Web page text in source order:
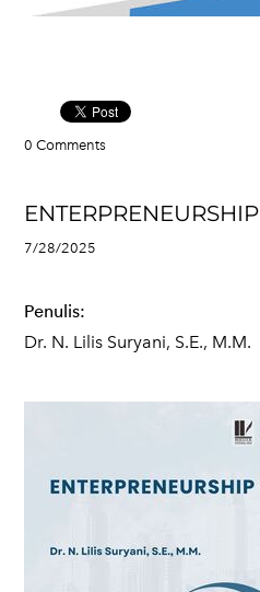
0 Comments
ENTERPRENEURSHIP
7/28/2025
Penulis:
Dr. N. Lilis Suryani, S.E., M.M.